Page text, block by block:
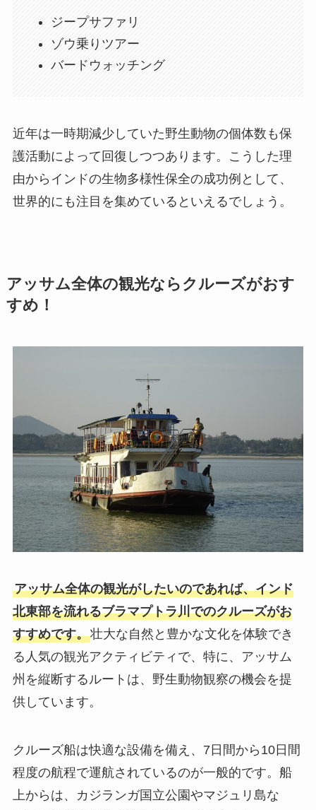
ジープサファリ
ゾウ乗りツアー
バードウォッチング
近年は一時期減少していた野生動物の個体数も保
護活動によって回復しつつあります。こうした理
由からインドの生物多様性保全の成功例として、
世界的にも注目を集めているといえるでしょう。
アッサム全体の観光ならクルーズがおす
すめ！
アッサム全体の観光がしたいのであれば、インド
北東部を流れるブラマプトラ川でのクルーズがお
すすめです。壮大な自然と豊かな文化を体験でき
る人気の観光アクティビティで、特に、アッサム
州を縦断するルートは、野生動物観察の機会を提
供しています。
クルーズ船は快適な設備を備え、7日間から10日間
程度の航程で運航されているのが一般的です。船
上からは、カジランガ国立公園やマジュリ島な